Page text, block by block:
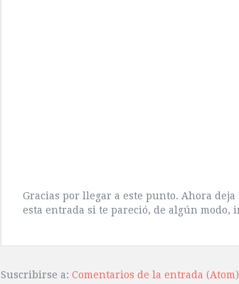
Gracias por llegar a este punto. Ahora
esta entrada si te pareció, de algún modo,
Suscribirse a: Comentarios de la entrada (Atom)